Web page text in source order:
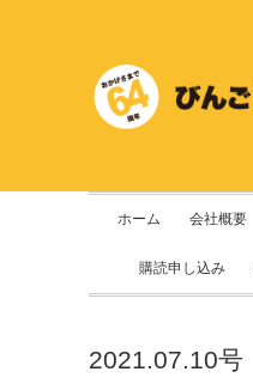
ホーム 会社概要
購読申し込み
2021.07.10号